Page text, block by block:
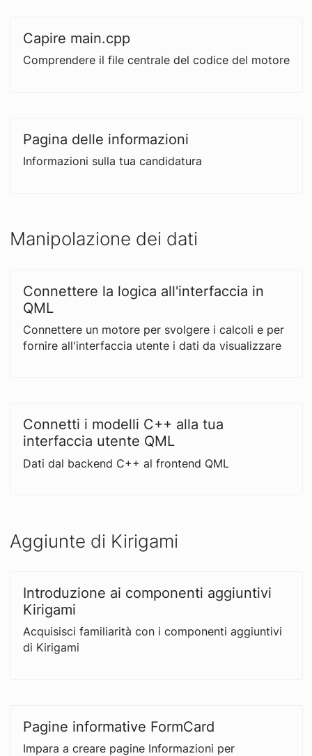
Capire main.cpp
Comprendere il file centrale del codice del motore
Pagina delle informazioni
Informazioni sulla tua candidatura
Manipolazione dei dati
Connettere la logica all'interfaccia in
QML
Connettere un motore per svolgere i calcoli e per
fornire all'interfaccia utente i dati da visualizzare
Connetti i modelli C++ alla tua
interfaccia utente QML
Dati dal backend C++ al frontend QML
Aggiunte di Kirigami
Introduzione ai componenti aggiuntivi
Kirigami
Acquisisci familiarità con i componenti aggiuntivi
di Kirigami
Pagine informative FormCard
Impara a creare pagine Informazioni per